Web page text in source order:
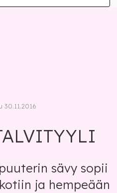
30.11.2016
sävy sopii
ja hempeään